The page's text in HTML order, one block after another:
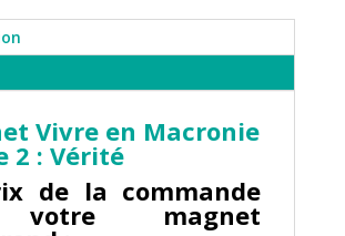
Vivre en Macronie
2 : Vérité
de la commande
magnet